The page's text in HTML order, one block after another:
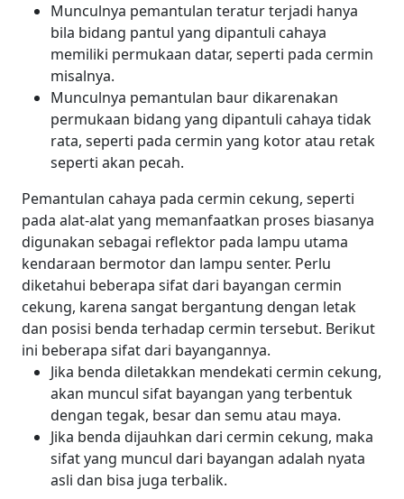
Munculnya pemantulan teratur terjadi hanya
bila bidang pantul yang dipantuli cahaya
memiliki permukaan datar, seperti pada cermin
misalnya.
Munculnya pemantulan baur dikarenakan
permukaan bidang yang dipantuli cahaya tidak
rata, seperti pada cermin yang kotor atau retak
seperti akan pecah.
Pemantulan cahaya pada cermin cekung, seperti
pada alat-alat yang memanfaatkan proses biasanya
digunakan sebagai reflektor pada lampu utama
kendaraan bermotor dan lampu senter. Perlu
diketahui beberapa sifat dari bayangan cermin
cekung, karena sangat bergantung dengan letak
dan posisi benda terhadap cermin tersebut. Berikut
ini beberapa sifat dari bayangannya.
Jika benda diletakkan mendekati cermin cekung,
akan muncul sifat bayangan yang terbentuk
dengan tegak, besar dan semu atau maya.
Jika benda dijauhkan dari cermin cekung, maka
sifat yang muncul dari bayangan adalah nyata
asli dan bisa juga terbalik.